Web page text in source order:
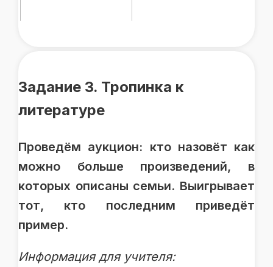
Задание 3. Тропинка к
литературе
Проведём аукцион: кто назовёт как
можно больше произведений, в
которых описаны семьи. Выигрывает
тот, кто последним приведёт
пример.
Информация для учителя: